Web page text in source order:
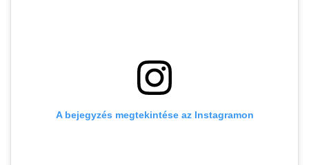
A bejegyzés megtekintése az Instagramon